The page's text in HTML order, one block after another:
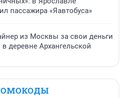
пассажира «Яавтобуса»
из Москвы за свои деньги
деревне Архангельской